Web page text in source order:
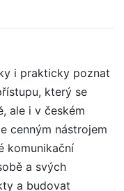
i prakticky poznat
který se
ale i v českém
cenným nástrojem
komunikační
a svých
a budovat